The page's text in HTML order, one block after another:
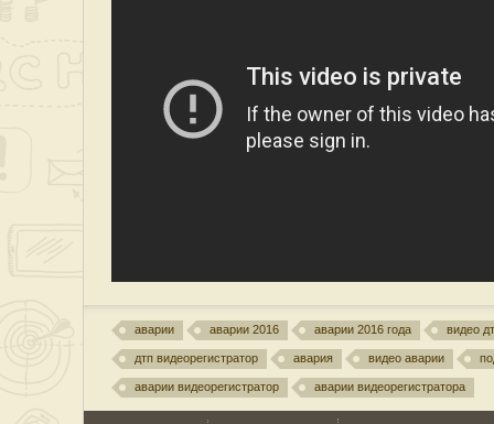
аварии аварии 2016 аварии 2016 года видео
дтп видеорегистратор авария видео аварии
аварии видеорегистратор аварии видеорегистратора